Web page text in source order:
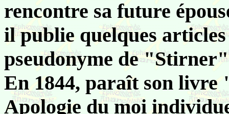
rencontre sa future
il publie quelques
pseudonyme de
En 1844, paraît son
Apologie du moi